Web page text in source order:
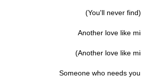
(You'll never find)
Another love like
(Another love like
Someone who needs